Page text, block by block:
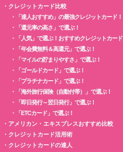
・ クレジットカード比較
・
「達人おすすめ」の最強クレジットカード！
・
「還元率の高さ」で選ぶ！
・
「人気」で選ぶ！おすすめクレジットカード
・
「年会費無料＆高還元」で選ぶ！
・
「マイルの貯まりやすさ」で選ぶ！
・
「ゴールドカード」で選ぶ！
・
「プラチナカード」で選ぶ！
・
「海外旅行保険（自動付帯）」で選ぶ！
・
「即日発行～翌日発行」で選ぶ！
・
「ETCカード」で選ぶ！
・ アメリカン・エキスプレスおすすめ比較
・ クレジットカード活用術
・ クレジットカードの達人